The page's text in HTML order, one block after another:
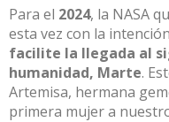
Para el 2024, la NASA
esta vez con la
facilite la llegada al
humanidad, Marte.
Artemisa, hermana
primera mujer a